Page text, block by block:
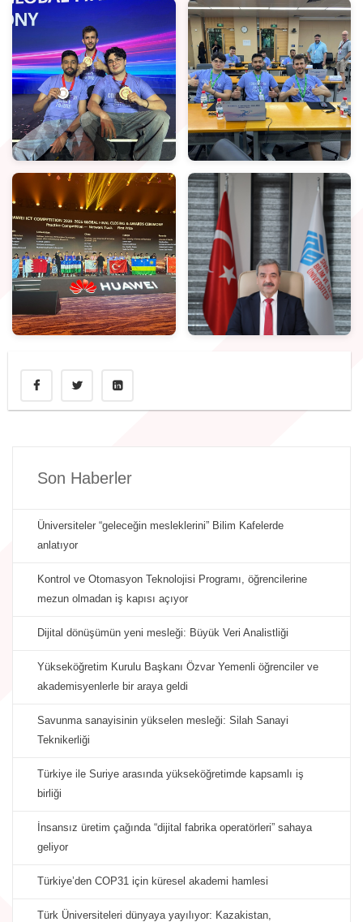
Son Haberler
Üniversiteler “geleceğin mesleklerini” Bilim Kafelerde
anlatıyor
Kontrol ve Otomasyon Teknolojisi Programı, öğrencilerine
mezun olmadan iş kapısı açıyor
Dijital dönüşümün yeni mesleği: Büyük Veri Analistliği
Yükseköğretim Kurulu Başkanı Özvar Yemenli öğrenciler ve
akademisyenlerle bir araya geldi
Savunma sanayisinin yükselen mesleği: Silah Sanayi
Teknikerliği
Türkiye ile Suriye arasında yükseköğretimde kapsamlı iş
birliği
İnsansız üretim çağında “dijital fabrika operatörleri” sahaya
geliyor
Türkiye’den COP31 için küresel akademi hamlesi
Türk Üniversiteleri dünyaya yayılıyor: Kazakistan,